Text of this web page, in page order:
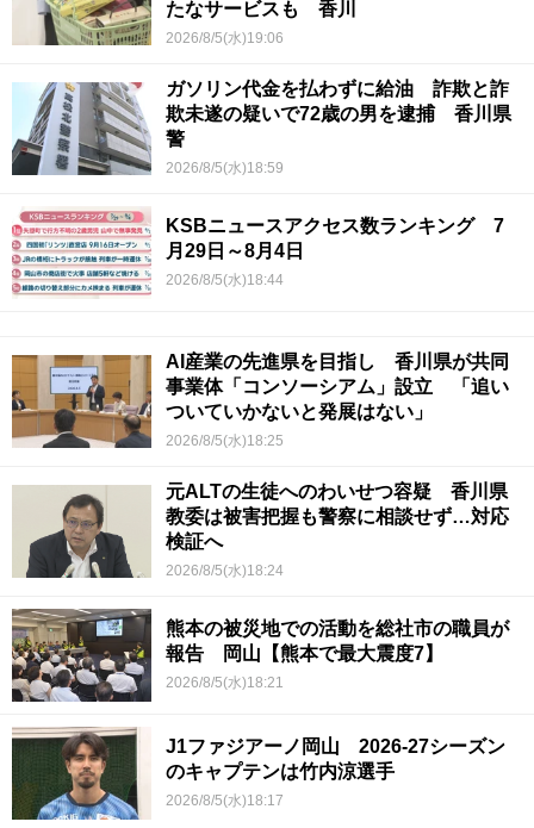
たなサービスも 香川
2026/8/5(水)19:06
ガソリン代金を払わずに給油 詐欺と詐
欺未遂の疑いで72歳の男を逮捕 香川県
警
2026/8/5(水)18:59
KSBニュースアクセス数ランキング 7
月29日～8月4日
2026/8/5(水)18:44
AI産業の先進県を目指し 香川県が共同
事業体「コンソーシアム」設立 「追い
ついていかないと発展はない」
2026/8/5(水)18:25
元ALTの生徒へのわいせつ容疑 香川県
教委は被害把握も警察に相談せず…対応
検証へ
2026/8/5(水)18:24
熊本の被災地での活動を総社市の職員が
報告 岡山【熊本で最大震度7】
2026/8/5(水)18:21
J1ファジアーノ岡山 2026-27シーズン
のキャプテンは竹内涼選手
2026/8/5(水)18:17